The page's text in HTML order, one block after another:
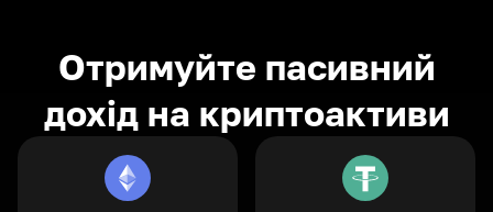
Отримуйте пасивний
дохід на криптоактиви